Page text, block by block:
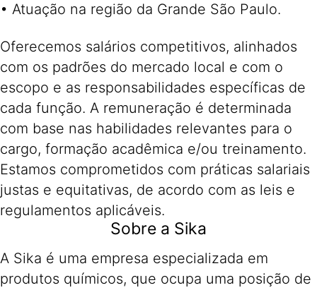
• Atuação na região da Grande São Paulo.
Oferecemos salários competitivos, alinhados
com os padrões do mercado local e com o
escopo e as responsabilidades específicas de
cada função. A remuneração é determinada
com base nas habilidades relevantes para o
cargo, formação acadêmica e/ou treinamento.
Estamos comprometidos com práticas salariais
justas e equitativas, de acordo com as leis e
regulamentos aplicáveis.
Sobre a Sika
A Sika é uma empresa especializada em
produtos químicos, que ocupa uma posição de